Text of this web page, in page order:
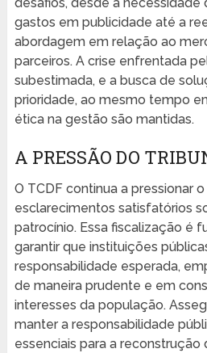
desafios, desde a necessidade
gastos em publicidade até a
abordagem em relação ao
parceiros. A crise enfrentada
subestimada, e a busca de
prioridade, ao mesmo tempo
ética na gestão são mantidas.
A PRESSÃO DO
O TCDF continua a pressionar
esclarecimentos satisfatórios
patrocínio. Essa fiscalização é
garantir que instituições
responsabilidade esperada,
de maneira prudente e em
interesses da população.
manter a responsabilidade
essenciais para a reconstrução